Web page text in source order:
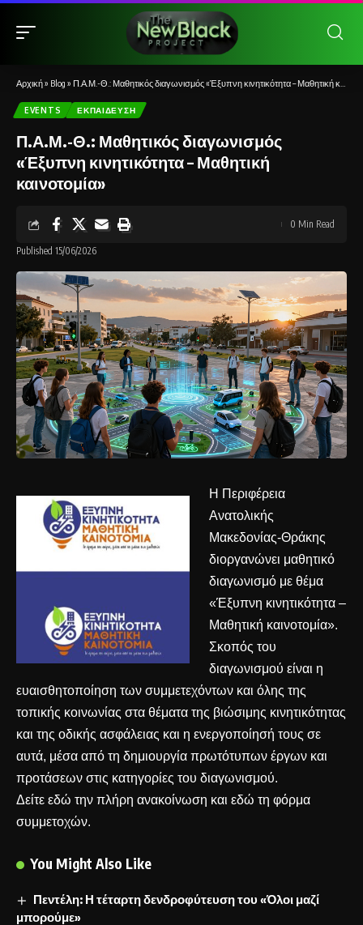
Αρχική» Blog » Π.Α.Μ.-Θ.: Μαθητικός διαγωνισμός «Έξυπνη κινητικότητα – Μαθητική καινοτομία»
EVENTS ΕΚΠΑΊΔΕΥΣΗ
Π.Α.Μ.-Θ.: Μαθητικός διαγωνισμός
«Έξυπνη κινητικότητα – Μαθητική
καινοτομία»
Published 15/06/2026
0 Min Read
Η Περιφέρεια
Ανατολικής
Μακεδονίας-Θράκης
διοργανώνει μαθητικό
διαγωνισμό με θέμα
«Έξυπνη κινητικότητα –
Μαθητική καινοτομία».
Σκοπός του
διαγωνισμού είναι η
ευαισθητοποίηση των συμμετεχόντων και όλης της
τοπικής κοινωνίας στα θέματα της βιώσιμης κινητικότητας
και της οδικής ασφάλειας και η ενεργοποίησή τους σε
αυτά, μέσα από τη δημιουργία πρωτότυπων έργων και
προτάσεων στις κατηγορίες του διαγωνισμού.
Δείτε εδώ την πλήρη ανακοίνωση και εδώ τη φόρμα
συμμετοχών.
You Might Also Like
Πεντέλη: Η τέταρτη δενδροφύτευση του «Όλοι μαζί
μπορούμε»